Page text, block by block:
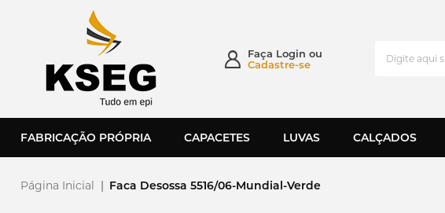
Faça Login ou
Cadastre-se
FABRICAÇÃO PRÓPRIA CAPACETES LUVAS CALÇADOS
Página Inicial | Faca Desossa 5516/06-Mundial-Verde